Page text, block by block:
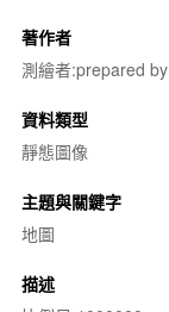
著作者
測繪者:prepared
資料類型
靜態圖像
主題與關鍵字
地圖
描述